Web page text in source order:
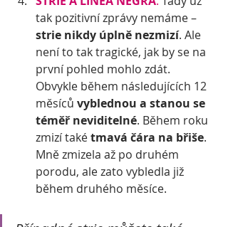
tak pozitivní zprávy nemáme –
strie nikdy úplně nezmizí. Ale
není to tak tragické, jak by se na
první pohled mohlo zdát.
Obvykle během následujících 12
měsíců vyblednou a stanou se
téměř neviditelné. Během roku
zmizí také tmavá čára na břiše.
Mně zmizela až po druhém
porodu, ale zato vybledla již
během druhého měsíce.